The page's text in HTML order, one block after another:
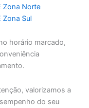
Zona Norte
Zona Sul
horário marcado,
valorizamos a
do seu